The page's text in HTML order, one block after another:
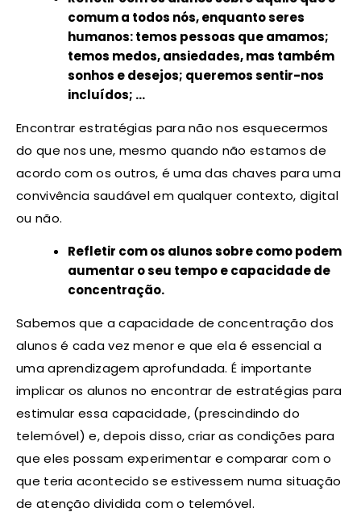
comum a todos nós, enquanto seres
humanos: temos pessoas que amamos;
temos medos, ansiedades, mas também
sonhos e desejos; queremos sentir-nos
incluídos; …
Encontrar estratégias para não nos esquecermos
do que nos une, mesmo quando não estamos de
acordo com os outros, é uma das chaves para uma
convivência saudável em qualquer contexto, digital
ou não.
Refletir com os alunos sobre como podem
aumentar o seu tempo e capacidade de
concentração.
Sabemos que a capacidade de concentração dos
alunos é cada vez menor e que ela é essencial a
uma aprendizagem aprofundada. É importante
implicar os alunos no encontrar de estratégias para
estimular essa capacidade, (prescindindo do
telemóvel) e, depois disso, criar as condições para
que eles possam experimentar e comparar com o
que teria acontecido se estivessem numa situação
de atenção dividida com o telemóvel.